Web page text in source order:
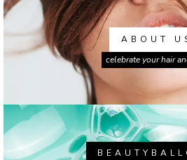
ABOUT
celebrate your hair